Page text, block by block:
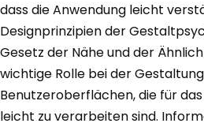
dass die Anwendung leicht
Designprinzipien der
Gesetz der Nähe und der
wichtige Rolle bei der
Benutzeroberflächen, die für
leicht zu verarbeiten sind.